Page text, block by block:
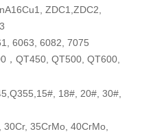
ZDC1,ZDC2,
6063, 6082, 7075
， QT450, QT500, QT600,
18#, 20#, 30#,
35CrMo, 40CrMo,